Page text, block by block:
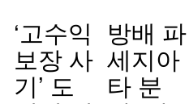
‘고수익
보장 사
기’ 도
방배 파
세지아
타 분